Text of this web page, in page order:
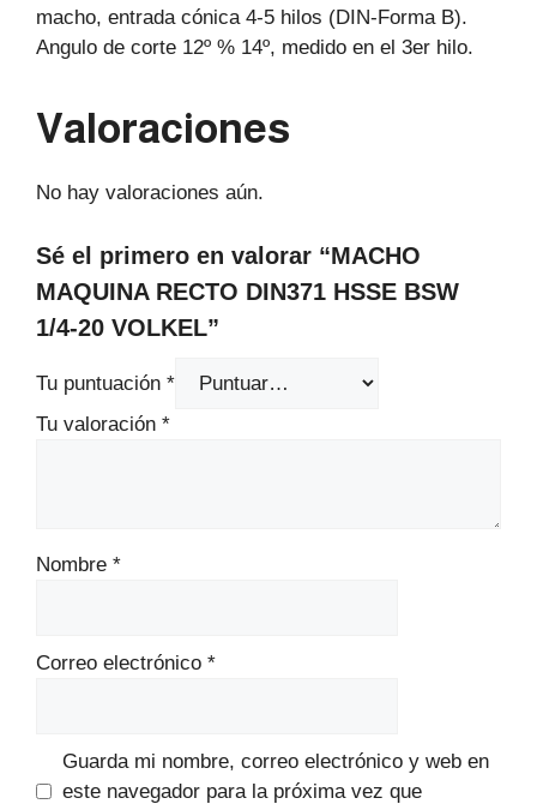
macho, entrada cónica 4-5 hilos (DIN-Forma B).
Angulo de corte 12º % 14º, medido en el 3er hilo.
Valoraciones
No hay valoraciones aún.
Sé el primero en valorar “MACHO
MAQUINA RECTO DIN371 HSSE BSW
1/4-20 VOLKEL”
Tu puntuación *
Tu valoración *
Nombre *
Correo electrónico *
Guarda mi nombre, correo electrónico y web en
este navegador para la próxima vez que